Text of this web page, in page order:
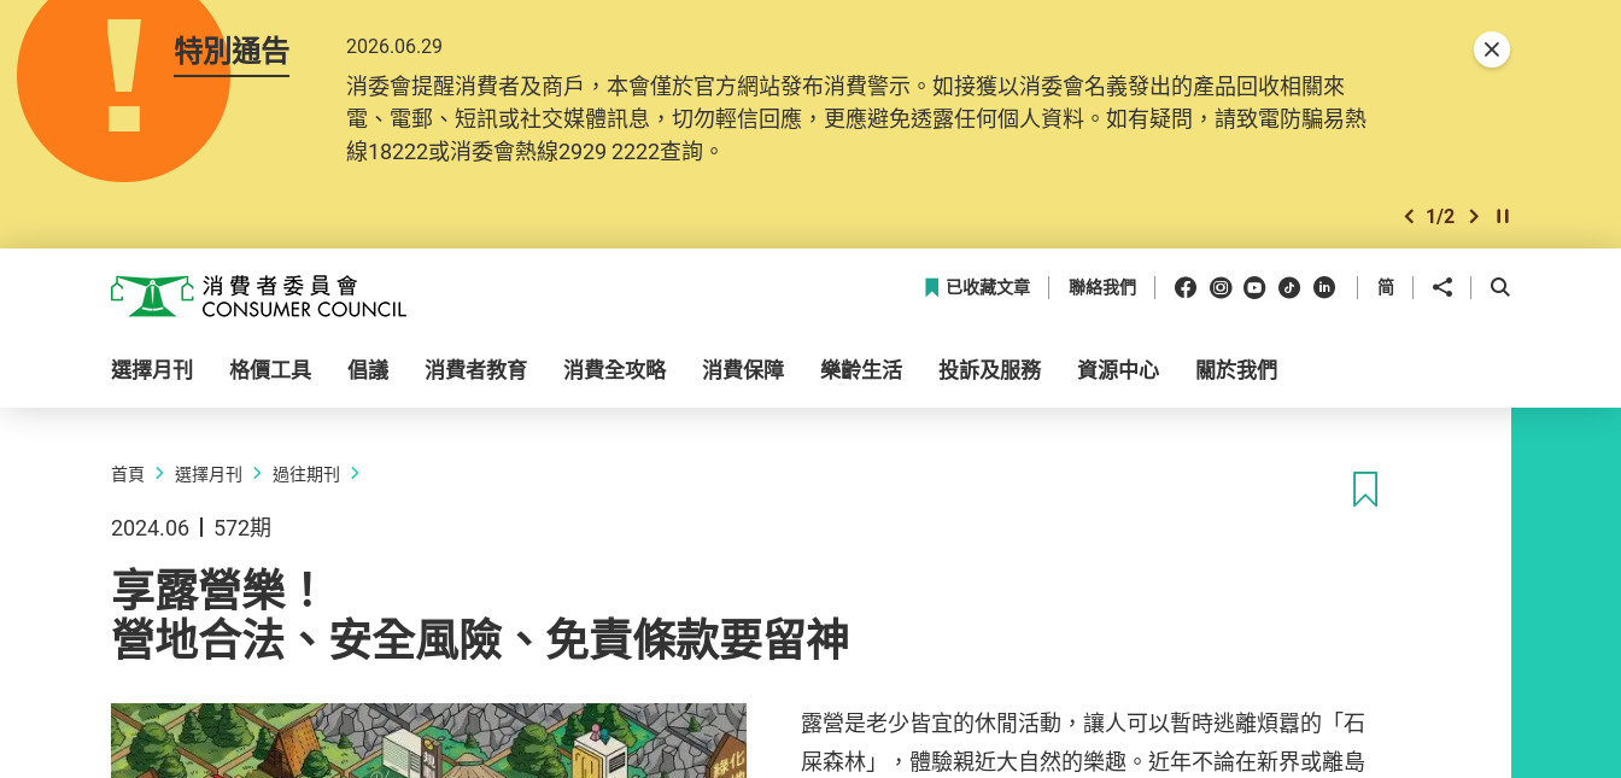
特別通告 2026.06.29
消委會提醒消費者及商戶，本會僅於官方網站發布消費警示。如接獲以消委會名義發出的產品回收相關來
電、電郵、短訊或社交媒體訊息，切勿輕信回應，更應避免透露任何個人資料。如有疑問，請致電防騙易熱
線18222或消委會熱線2929 2222查詢。
上一個
1/2 下一個開始/暫停幻燈
關閉特別通告
消費者委員會
已收藏文章 聯絡我們 Facebook
Instagram
Youtube
抖音領英 简 分享到 開啟搜尋框
選擇月刊 格價工具 倡議 消費者教育 消費全攻略 消費保障 樂齡生活 投訴及服務 資源中心 關於我們
首頁 選擇月刊 過往期刊
2024.06 572期
享露營樂！
營地合法、安全風險、免責條款要留神
露營是老少皆宜的休閒活動，讓人可以暫時逃離煩囂的「石
屎森林」，體驗親近大自然的樂趣。近年不論在新界或離島